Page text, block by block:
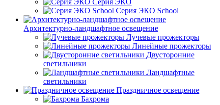
Серия ЭКО
Серия ЭКО School
Архитектурно-ландшафтное освещение
Лучевые прожекторы
Линейные прожекторы
Двусторонние
светильники
Ландшафтные
светильники
Праздничное освещение
Бахрома